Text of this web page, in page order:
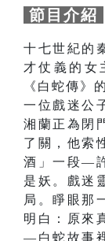
節目介紹
十七世紀的
才仗義的女
《白蛇傳》
一位戲迷公
湘蘭正為閉
了關，他索
酒」一段—
是妖。戲迷
局。睜眼那
明白：原來
—白蛇故事